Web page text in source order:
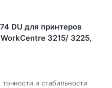
DU для принтеров
3215/ 3225,
и стабильности